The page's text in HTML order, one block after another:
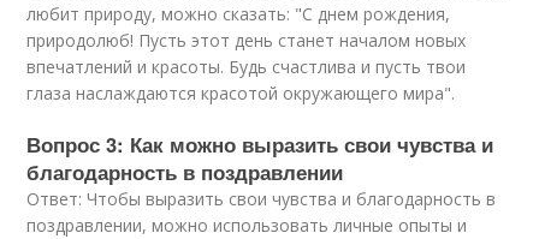
любит природу, можно сказать: "С днем рождения,
природолюб! Пусть этот день станет началом новых
впечатлений и красоты. Будь счастлива и пусть твои
глаза наслаждаются красотой окружающего мира".
Вопрос 3: Как можно выразить свои чувства и
благодарность в поздравлении
Ответ: Чтобы выразить свои чувства и благодарность в
поздравлении, можно использовать личные опыты и